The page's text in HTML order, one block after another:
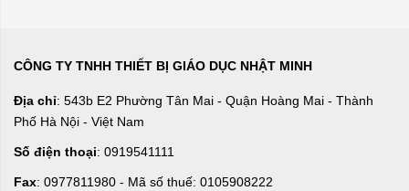
CÔNG TY TNHH THIẾT BỊ GIÁO DỤC NHẬT MINH
Địa chỉ: 543b E2 Phường Tân Mai - Quận Hoàng Mai - Thành
Phố Hà Nội - Việt Nam
Số điện thoại: 0919541111
Fax: 0977811980 - Mã số thuế: 0105908222